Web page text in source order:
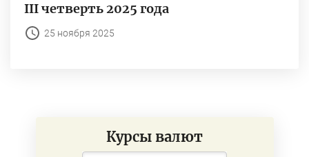
III четверть 2025 года
25 ноября 2025
Курсы валют